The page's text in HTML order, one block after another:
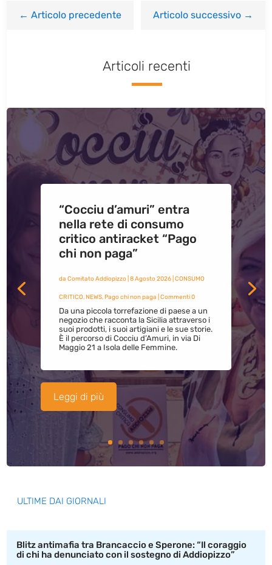
←Articolo precedente Articolo successivo→
Articoli recenti
“Cocciu d’amuri” entra
nella rete di consumo
critico antiracket “Pago
chi non paga”
da Comitato Addiopizzo| 8 Agosto 2026| CONSUMO
CRITICO,NEWS,Pago chi non paga | Commenti 0
Da una piccola torrefazione di paese a un
negozio che racconta la Sicilia attraverso i
suoi prodotti, i suoi artigiani e le sue storie.
È il percorso di Cocciu d’Amuri, in via Di
Maggio 21 a Isola delle Femmine.
Leggi di più
ULTIME DAI GIORNALI
Blitz antimafia tra Brancaccio e Sperone: “Il coraggio
di chi ha denunciato con il sostegno di Addiopizzo”